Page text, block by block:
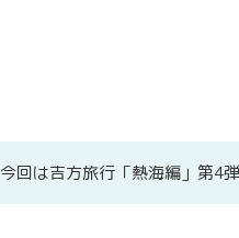
今回は吉方旅行「熱海編」第4